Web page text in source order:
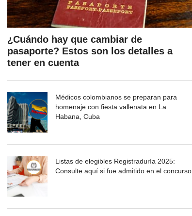
¿Cuándo hay que cambiar de
pasaporte? Estos son los detalles a
tener en cuenta
Médicos colombianos se preparan para
homenaje con fiesta vallenata en La
Habana, Cuba
Listas de elegibles Registraduría 2025:
Consulte aquí si fue admitido en el concurso